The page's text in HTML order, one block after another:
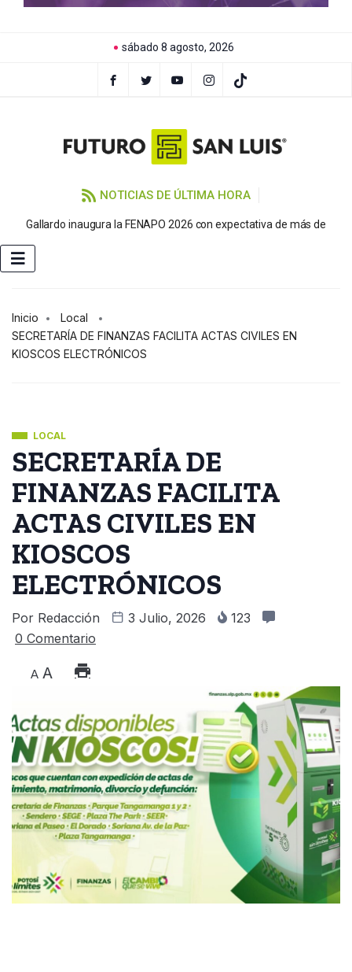
sábado 8 agosto, 2026
NOTICIAS DE ÚLTIMA HORA
Gallardo inaugura la FENAPO 2026 con expectativa de más de
Inicio
Local
SECRETARÍA DE FINANZAS FACILITA ACTAS CIVILES EN
KIOSCOS ELECTRÓNICOS
LOCAL
SECRETARÍA DE
FINANZAS FACILITA
ACTAS CIVILES EN
KIOSCOS
ELECTRÓNICOS
Por Redacción 3 Julio, 2026
123
0 Comentario
A A